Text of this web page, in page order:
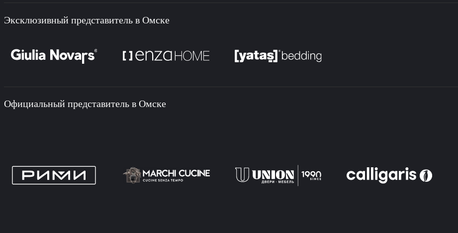
Эксклюзивный представитель в Омске
Официальный представитель в Омске